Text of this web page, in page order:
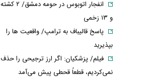
انفجار اتوبوس در حومه دمشق/ ۲ کشته
و ۱۳ زخمی
پاسخ قالیباف به ترامپ/ واقعیت ها را
بپذیرید
فیلم/ پزشکیان: اگر ارز ترجیحی را حذف
نمی‌کردیم، قطعاً قحطی پیش می‌آمد